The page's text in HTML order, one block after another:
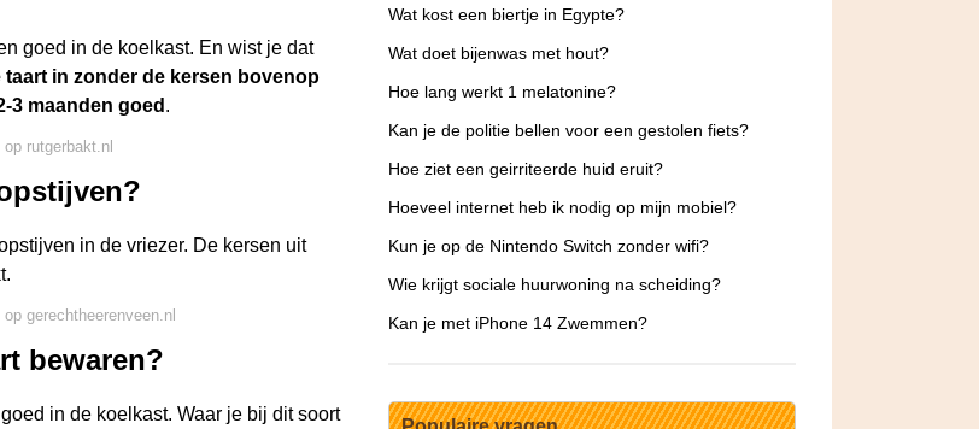
goed in de koelkast. En wist je dat
taart in zonder de kersen bovenop
3 maanden goed .
rutgerbakt.nl
in de vriezer. De kersen uit
gerechtheerenveen.nl
bewaren?
in de koelkast. Waar je bij dit soort
Wat kost een biertje in Egypte?
Wat doet bijenwas met hout?
Hoe lang werkt 1 melatonine?
Kan je de politie bellen voor een gestolen fiets?
Hoe ziet een geirriteerde huid eruit?
Hoeveel internet heb ik nodig op mijn mobiel?
Kun je op de Nintendo Switch zonder wifi?
Wie krijgt sociale huurwoning na scheiding?
Kan je met iPhone 14 Zwemmen?